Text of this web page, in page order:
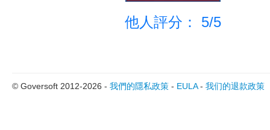
他人評分： 5/5
© Goversoft 2012-2026 - 我們的隱私政策 - EULA- 我们的退款政策